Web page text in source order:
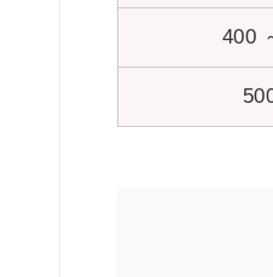
400